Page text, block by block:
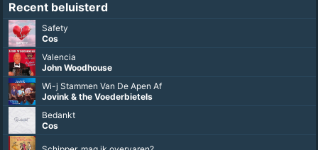
Recent beluisterd
Safety
Cos
Valencia
John Woodhouse
Wi-j Stammen Van De Apen Af
Jovink & the Voederbietels
Bedankt
Cos